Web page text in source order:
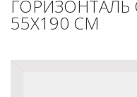
55Х190 СМ